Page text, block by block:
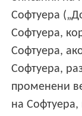
Софтуера
Софтуера,
Софтуера,
Софтуера,
променени
на Софтуера,